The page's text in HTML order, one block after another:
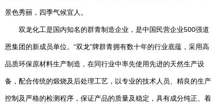
景色秀丽，四季气候宜人。
双龙化工是国内知名的群青制造企业，是中国民营企业500强道
恩集团的新成员单位。“双龙”牌群青拥有数十年的行业底蕴，采用高
品质环保原材料生产制造，在同行业中率先使用先进的天然生产设
备，配合传统的煅烧及后处理工艺，以专业的技术人员、精良的生产
控制及严格的检测程序，保证产品的质量及稳定，具有成分纯正、着